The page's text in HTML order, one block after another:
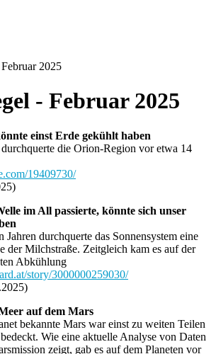
2025
- Februar 2025
einst Erde gekühlt haben
die Orion-Region vor etwa 14
19409730/
im All passierte, könnte sich unser
durchquerte das Sonnensystem eine
der Milchstraße. Zeitgleich kam es auf der
Abkühlung
story/3000000259030/
auf dem Mars
bekannte Mars war einst zu weiten Teilen
Wie eine aktuelle Analyse von Daten
zeigt, gab es auf dem Planeten vor